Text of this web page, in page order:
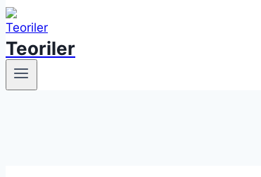
Teoriler